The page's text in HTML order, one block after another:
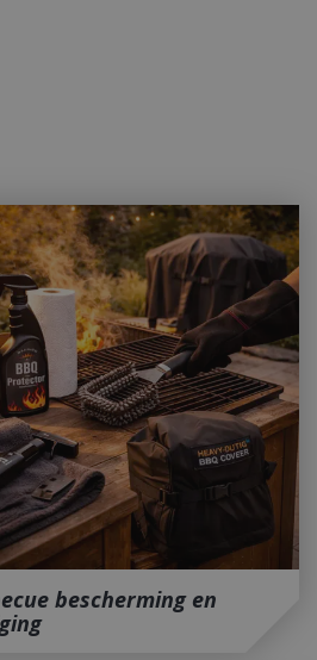
bescherming en